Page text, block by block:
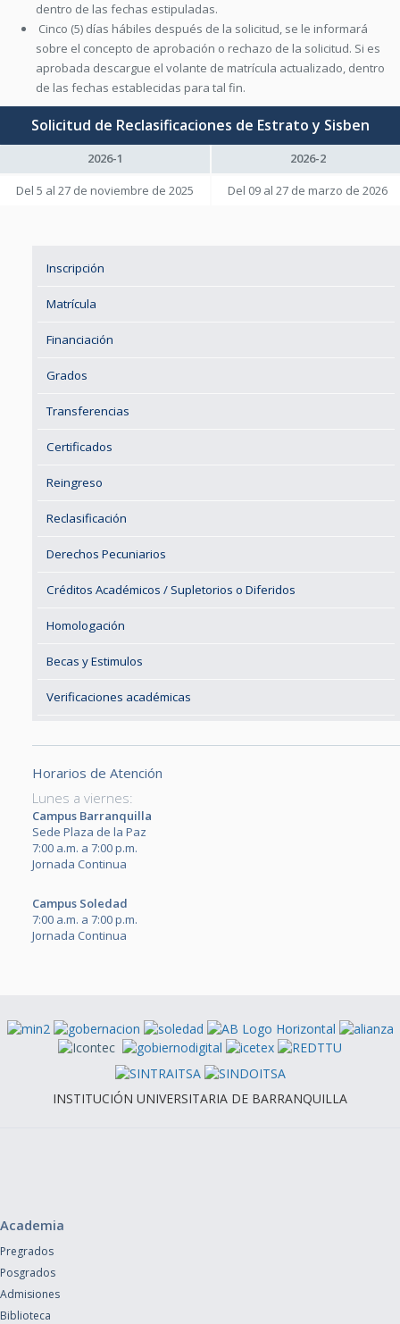
dentro de las fechas estipuladas.
Cinco (5) días hábiles después de la solicitud, se le informará
sobre el concepto de aprobación o rechazo de la solicitud. Si es
aprobada descargue el volante de matrícula actualizado, dentro
de las fechas establecidas para tal fin.
Solicitud de Reclasificaciones de Estrato y Sisben
2026-1
2026-2
Del 5 al 27 de noviembre de 2025
Del 09 al 27 de marzo de 2026
Inscripción
Matrícula
Financiación
Grados
Transferencias
Certificados
Reingreso
Reclasificación
Derechos Pecuniarios
Créditos Académicos / Supletorios o Diferidos
Homologación
Becas y Estimulos
Verificaciones académicas
Horarios de Atención
Lunes a viernes:
Campus Barranquilla
Sede Plaza de la Paz
7:00 a.m. a 7:00 p.m.
Jornada Continua
Campus Soledad
7:00 a.m. a 7:00 p.m.
Jornada Continua
INSTITUCIÓN UNIVERSITARIA DE BARRANQUILLA
Academia
Pregrados
Posgrados
Admisiones
Biblioteca